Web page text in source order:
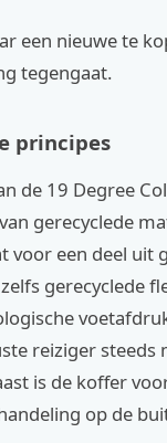
een nieuwe te
tegengaat.
principes
de 19 Degree
gerecyclede
voor een deel uit
gerecyclede
reiziger steeds
is de koffer
op de